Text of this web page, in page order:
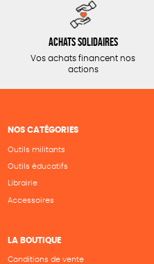
Achats solidaires
Vos achats financent nos
actions
NOS CATÉGORIES
Outils militants
Outils éducatifs
Librairie
Accessoires
LA BOUTIQUE
Conditions de vente